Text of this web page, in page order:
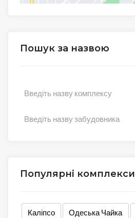
Пошук за назвою
Введіть назву комплексу
Введіть назву забудовника
Популярні комплекси
Каліпсо Одеська Чайка